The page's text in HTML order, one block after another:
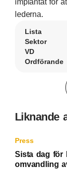
implantat för
lederna.
Lista
Sektor
VD
Ordförande
Liknande
Press
Sista dag för
omvandling